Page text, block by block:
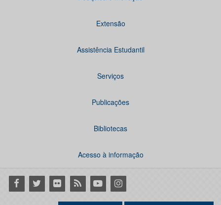
Extensão
Assistência Estudantil
Serviços
Publicações
Bibliotecas
Acesso à informação
Facebook
Twitter Flickr RSS YoutubeInstagram